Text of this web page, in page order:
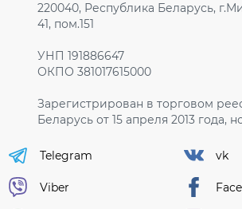
220040, Республика Беларусь,
41, пом.151
УНП 191886647
ОКПО 381017615000
Зарегистрирован в торговом
Беларусь от 15 апреля 2013 года,
Telegram
Viber
vk